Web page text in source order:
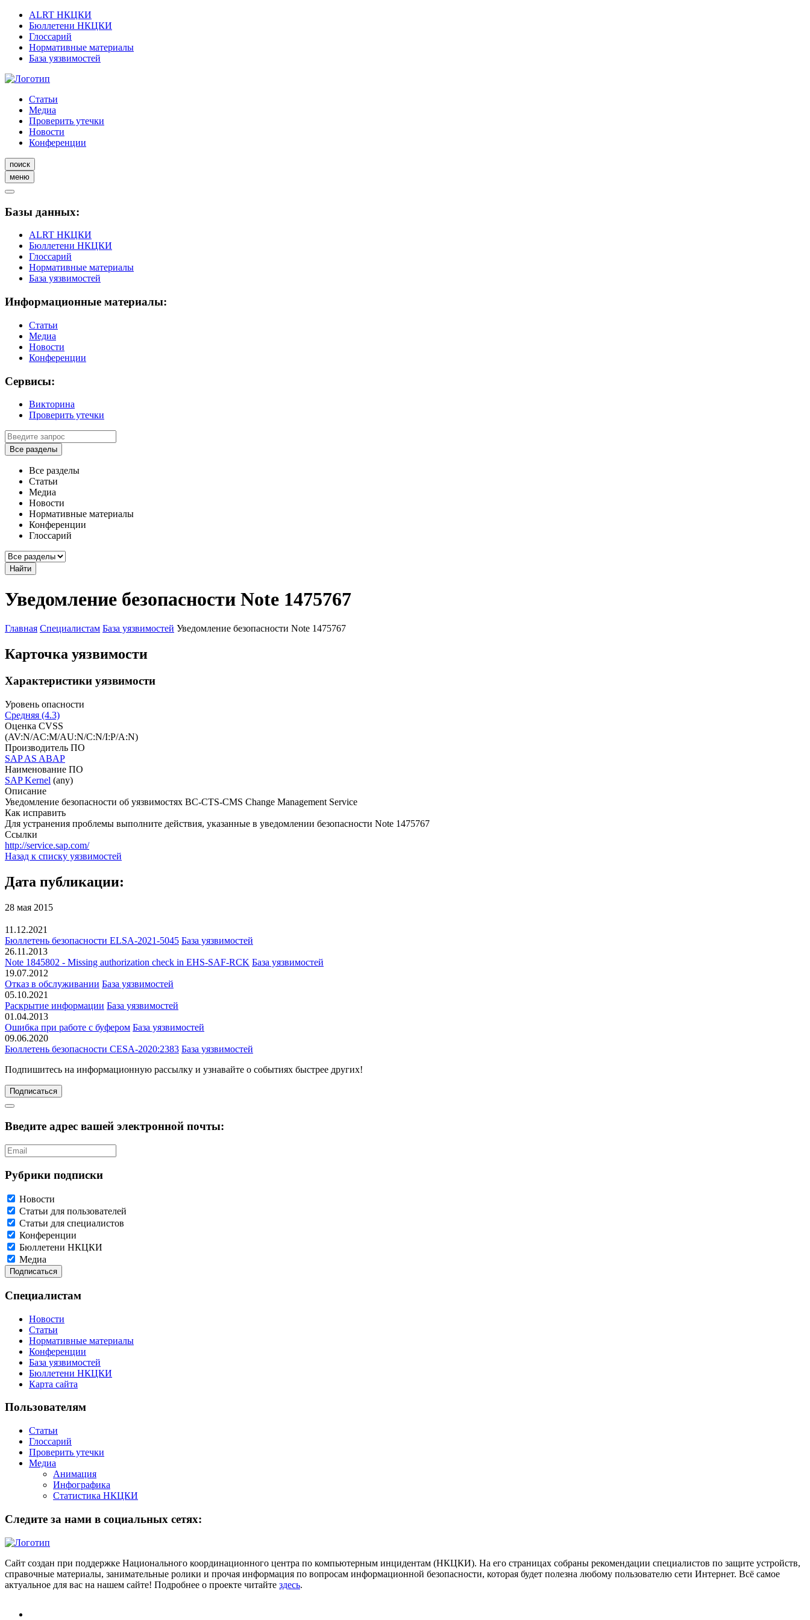
ALRT НКЦКИ
Бюллетени НКЦКИ
Глоссарий
Нормативные материалы
База уязвимостей
Статьи
Медиа
Проверить утечки
Новости
Конференции
поиск
меню
Базы данных:
ALRT НКЦКИ
Бюллетени НКЦКИ
Глоссарий
Нормативные материалы
База уязвимостей
Информационные материалы:
Статьи
Медиа
Новости
Конференции
Сервисы:
Викторина
Проверить утечки
Все разделы
Все разделы
Статьи
Медиа
Новости
Нормативные материалы
Конференции
Глоссарий
Найти
Уведомление безопасности Note 1475767
Главная Специалистам База уязвимостей Уведомление безопасности Note 1475767
Карточка уязвимости
Характеристики уязвимости
Уровень опасности
Средняя (4.3)
Оценка CVSS
(AV:N/AC:M/AU:N/C:N/I:P/A:N)
Производитель ПО
SAP AS ABAP
Наименование ПО
SAP Kernel (any)
Описание
Уведомление безопасности об уязвимостях BC-CTS-CMS Change Management Service
Как исправить
Для устранения проблемы выполните действия, указанные в уведомлении безопасности Note 1475767
Ссылки
http://service.sap.com/
Назад к списку уязвимостей
Дата публикации:
28 мая 2015
11.12.2021
Бюллетень безопасности ELSA-2021-5045 База уязвимостей
26.11.2013
Note 1845802 - Missing authorization check in EHS-SAF-RCK База уязвимостей
19.07.2012
Отказ в обслуживании База уязвимостей
05.10.2021
Раскрытие информации База уязвимостей
01.04.2013
Ошибка при работе с буфером База уязвимостей
09.06.2020
Бюллетень безопасности CESA-2020:2383 База уязвимостей
Подпишитесь на информационную рассылку и узнавайте о событиях быстрее других!
Подписаться
Введите адрес вашей электронной почты:
Рубрики подписки
Новости
Статьи для пользователей
Статьи для специалистов
Конференции
Бюллетени НКЦКИ
Медиа
Специалистам
Новости
Статьи
Нормативные материалы
Конференции
База уязвимостей
Бюллетени НКЦКИ
Карта сайта
Пользователям
Статьи
Глоссарий
Проверить утечки
Медиа
Анимация
Инфографика
Статистика НКЦКИ
Следите за нами в социальных сетях:
Сайт создан при поддержке Национального координационного центра по компьютерным инцидентам (НКЦКИ). На его страницах собраны рекомендации специалистов по защите устройств,
справочные материалы, занимательные ролики и прочая информация по вопросам информационной безопасности, которая будет полезна любому пользователю сети Интернет. Всё самое
актуальное для вас на нашем сайте! Подробнее о проекте читайте здесь.